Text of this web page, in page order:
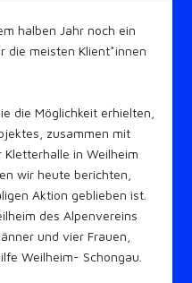
halben Jahr noch ein
die meisten Klient*innen
die Möglichkeit erhielten,
zusammen mit
in Weilheim
wir heute berichten,
Aktion geblieben ist.
des Alpenvereins
und vier Frauen,
Weilheim- Schongau.